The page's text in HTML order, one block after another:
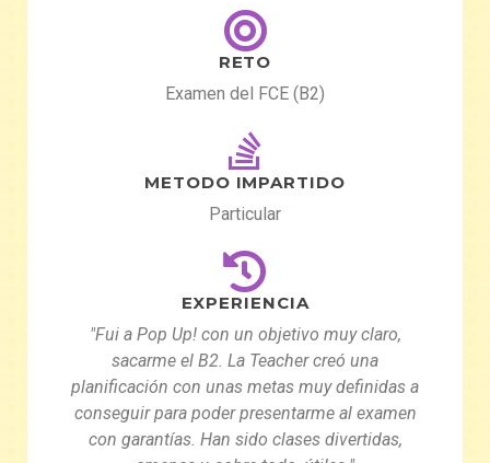
RETO
Examen del FCE (B2)
METODO IMPARTIDO
Particular
EXPERIENCIA
"Fui a Pop Up! con un objetivo muy claro,
sacarme el B2. La Teacher creó una
planificación con unas metas muy definidas a
conseguir para poder presentarme al examen
con garantías. Han sido clases divertidas,